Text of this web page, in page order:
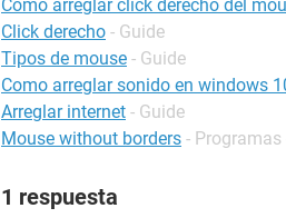
Como arreglar click derecho del
Click derecho - Guide
Tipos de mouse - Guide
Como arreglar sonido en windows
Arreglar internet - Guide
Mouse without borders -
1 respuesta